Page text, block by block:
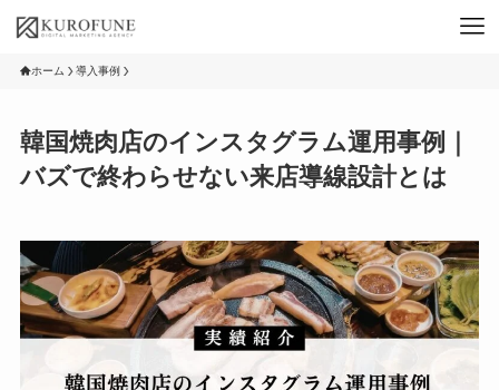
ホーム 導入事例
韓国焼肉店のインスタグラム運用事例｜
バズで終わらせない来店導線設計とは